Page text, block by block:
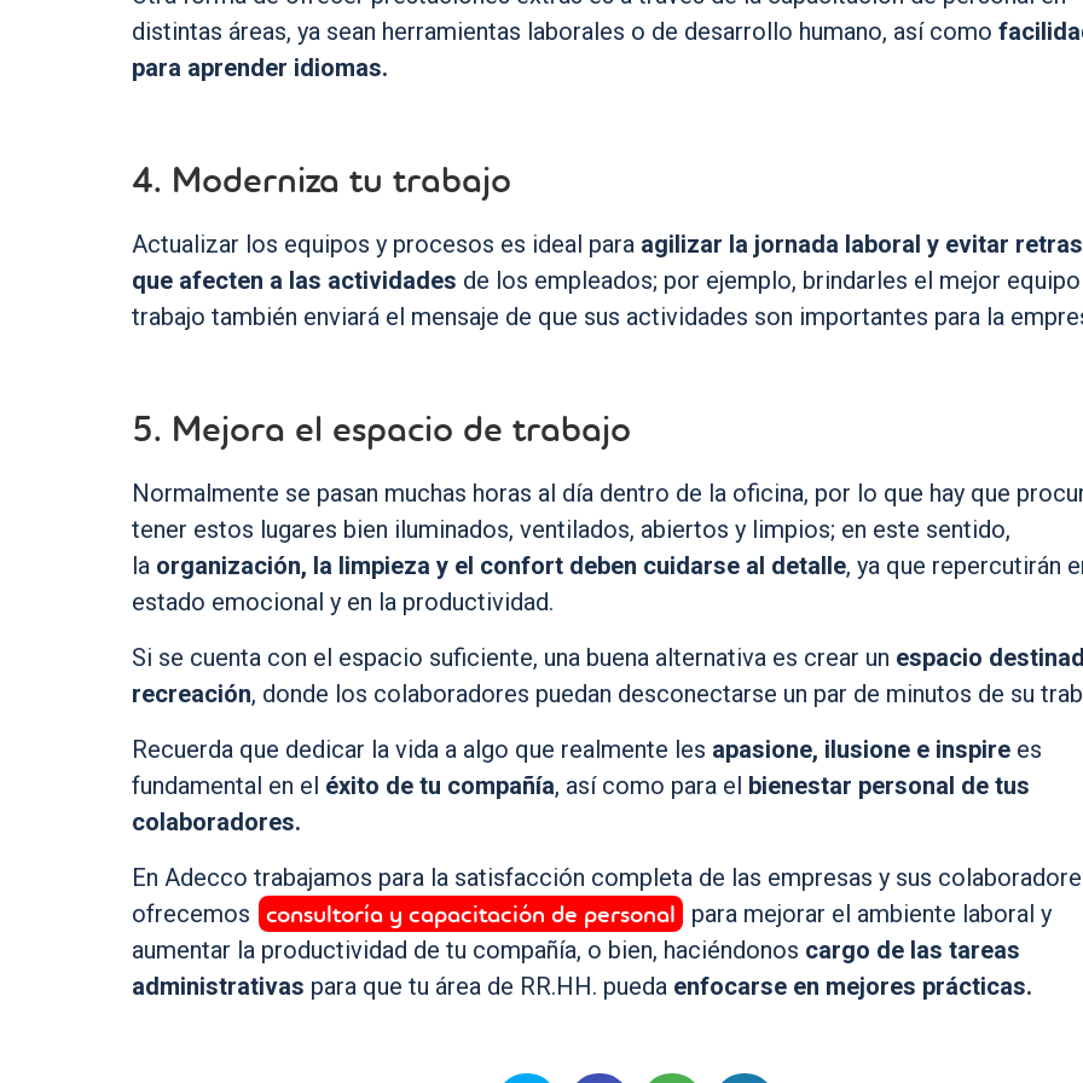
distintas áreas, ya sean herramientas laborales o de desarrollo humano, así como
para aprender idiomas.
4. Moderniza tu trabajo
Actualizar los equipos y procesos es ideal para agilizar la jornada laboral y evitar
que afecten a las actividades de los empleados; por ejemplo, brindarles el mejor
trabajo también enviará el mensaje de que sus actividades son importantes para la
5. Mejora el espacio de trabajo
Normalmente se pasan muchas horas al día dentro de la oficina, por lo que hay que
tener estos lugares bien iluminados, ventilados, abiertos y limpios; en este sentido,
la organización, la limpieza y el confort deben cuidarse al detalle, ya que repercutirán
estado emocional y en la productividad.
Si se cuenta con el espacio suficiente, una buena alternativa es crear un espacio
recreación, donde los colaboradores puedan desconectarse un par de minutos de su
Recuerda que dedicar la vida a algo que realmente les apasione, ilusione e inspire es
fundamental en el éxito de tu compañía, así como para el bienestar personal de tus
colaboradores.
En Adecco trabajamos para la satisfacción completa de las empresas y sus
ofrecemos consultoría y capacitación de personal
para mejorar el ambiente laboral y
aumentar la productividad de tu compañía, o bien, haciéndonos cargo de las tareas
administrativas para que tu área de RR.HH. pueda enfocarse en mejores prácticas.